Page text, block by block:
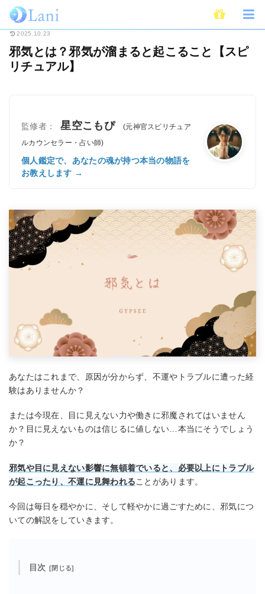
ホーム スピリチュアル 邪気とは？邪気が溜まると起こること【スピリチ
2025.10.23
邪気とは？邪気が溜まると起こること【スピ
リチュアル】
監修者： 星空こもぴ
(元神官スピリチュア
ルカウンセラー・占い師)
個人鑑定で、あなたの魂が持つ本当の物語を
お教えします →
あなたはこれまで、原因が分からず、不運やトラブルに遭った経
験はありませんか？
または今現在、目に見えない力や働きに邪魔されてはいません
か？目に見えないものは信じるに値しない…本当にそうでしょう
か？
邪気や目に見えない影響に無頓着でいると、必要以上にトラブル
が起こったり、不運に見舞われることがあります。
今回は毎日を穏やかに、そして軽やかに過ごすために、邪気につ
いての解説をしていきます。
目次